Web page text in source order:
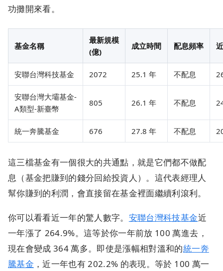
功攤開來看。
基金名稱
最新規模
(億)
成立時間 配息頻率
安聯台灣科技基金 2072 25.1 年 不配息
安聯台灣大壩基金-
A類型-新臺幣
805 26.1 年 不配息
統一奔騰基金 676 27.8 年 不配息
這三檔基金有一個很大的共通點，就是它們都不做配
息（基金把賺到的錢分回給投資人）。這代表經理人
幫你賺到的利潤，會直接留在基金裡面繼續利滾利。
你可以看看近一年的驚人數字。 安聯台灣科技基金近
一年漲了 264.9%。這等於你一年前放 100 萬進去，
現在會變成 364 萬多。即使是漲幅相對溫和的統一奔
騰基金 ，近一年也有 202.2% 的表現。等於 100 萬一